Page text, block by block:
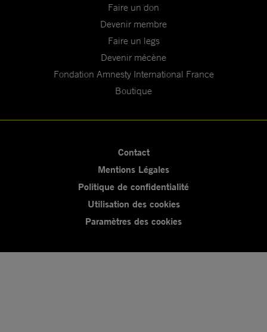
Faire un don
Devenir membre
Faire un legs
Devenir mécène
Fondation Amnesty International France
Boutique
Contact
Mentions Légales
Politique de confidentialité
Utilisation des cookies
Paramètres des cookies